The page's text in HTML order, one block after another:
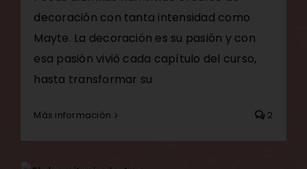
decoración con tanta intensidad como
Mayte. La decoración es su pasión y con
esa pasión vivió cada capítulo del curso,
hasta transformar su
Más información 2